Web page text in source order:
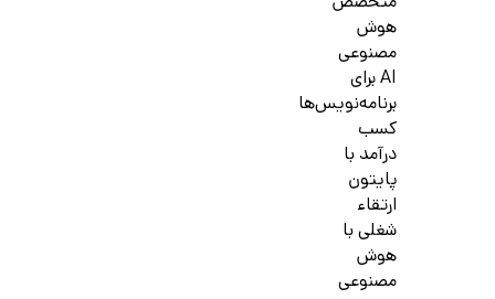
هوش
مصنوعی
AI برای
برنامه‌نویس‌ها
کسب
درآمد با
پایتون
ارتقاء
شغلی با
هوش
مصنوعی